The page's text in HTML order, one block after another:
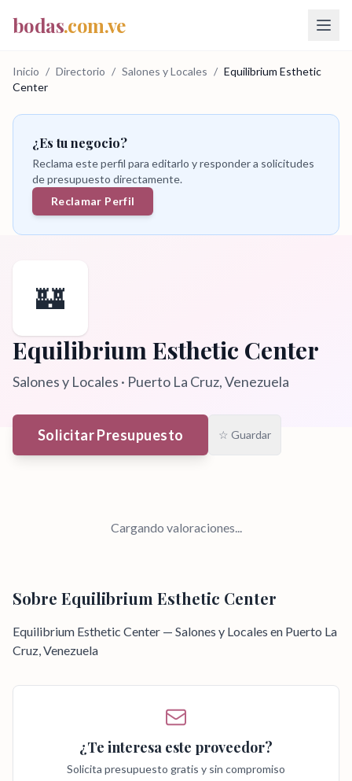
bodas.com.ve
Inicio / Directorio / Salones y Locales / Equilibrium Esthetic
Center
¿Es tu negocio?
Reclama este perfil para editarlo y responder a solicitudes
de presupuesto directamente.
Reclamar Perfil
🏰
Equilibrium Esthetic Center
Salones y Locales · Puerto La Cruz, Venezuela
Solicitar Presupuesto ☆ Guardar
Cargando valoraciones...
Sobre Equilibrium Esthetic Center
Equilibrium Esthetic Center — Salones y Locales en Puerto La
Cruz, Venezuela
¿Te interesa este proveedor?
Solicita presupuesto gratis y sin compromiso